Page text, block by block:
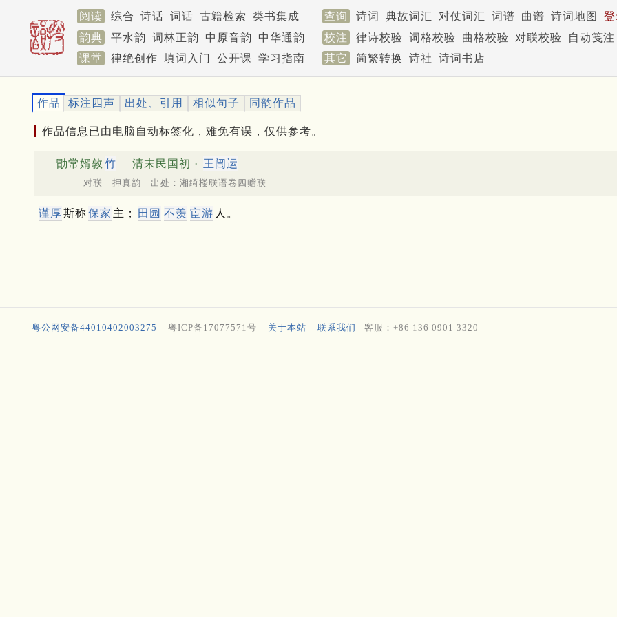
阅读 综合 诗话 词话 古籍检索 类书集成 查询 诗词 典故词汇 对仗词汇 词谱 曲谱 诗词地图
韵典
平水韵 词林正韵 中原音韵 中华通韵 校注 律诗校验 词格校验 曲格校验 对联校验
自动笺注
课堂
律绝创作 填词入门 公开课 学习指南 其它 简繁转换 诗社 诗词书店
作品 标注四声 出处、引用 相似句子 同韵作品
作品信息已由电脑自动标签化，难免有误，仅供参考。
勖常婿敦 竹 清末民国初 · 王闿运
对联 押真韵 出处：湘绮楼联语卷四赠联
谨厚斯称保家 主； 田园 不羡 宦游 人。
粤公网安备44010402003275 粤ICP备17077571号 关于本站 联系我们 客服：+86 136 0901 3320